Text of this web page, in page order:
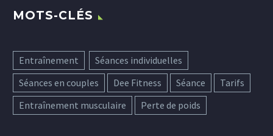
MOTS-CLÉS
Entraînement
Séances individuelles
Séances en couples
Dee Fitness Séance
Tarifs
Entraînement musculaire
Perte de poids